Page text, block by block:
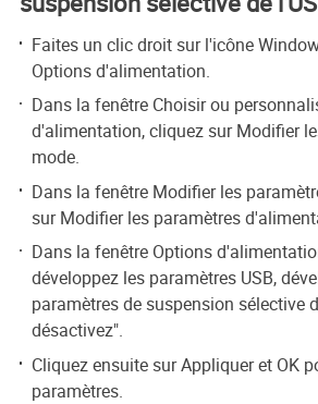
Faites un clic droit sur l'icône
Options d'alimentation.
Dans la fenêtre Choisir ou
d'alimentation, cliquez sur Modifier
mode.
Dans la fenêtre Modifier les
sur Modifier les paramètres
Dans la fenêtre Options
développez les paramètres USB,
paramètres de suspension sélective
désactivez".
Cliquez ensuite sur Appliquer et OK
paramètres.